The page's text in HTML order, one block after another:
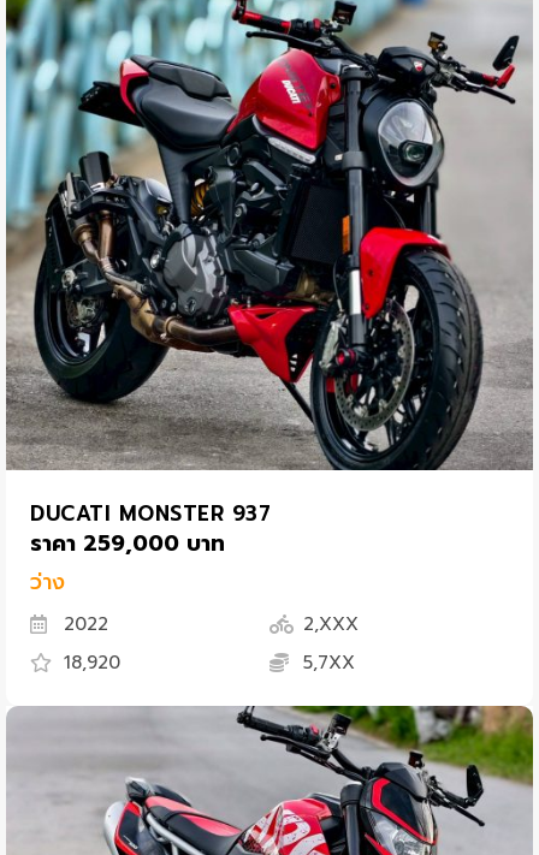
DUCATI MONSTER 937
ราคา 259,000 บาท
ว่าง
2022
2,XXX
18,920
5,7XX